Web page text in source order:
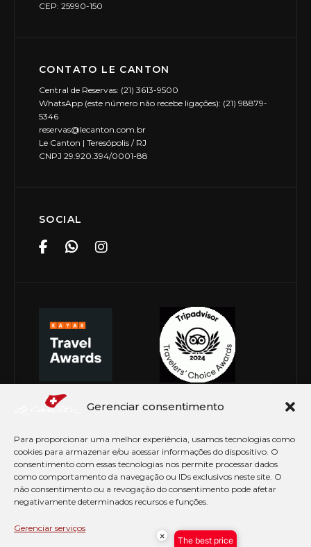
Gerenciar consentimento
Para proporcionar uma melhor experiência, usamos tecnologias como
cookies para armazenar e/ou acessar informações do dispositivo. O
consentimento com essas tecnologias nos permite processar dados
como comportamento da navegação ou IDs exclusivos neste site. O
não consentimento ou a revogação do consentimento pode afetar
negativamente determinados recursos e funções.
Gerenciar serviços
CEP: 25990-150
CONTATO LE CANTON
Central de Reservas: (21) 3613-9500
WhatsApp (este número não recebe ligações): (21) 98879-
5346
reservas@lecanton.com.br
Le Canton | Teresópolis / RJ
CNPJ 29.920.394/0001-88
SOCIAL
© Copyright 2026 Le Canton. Todos os direitos
× The best price